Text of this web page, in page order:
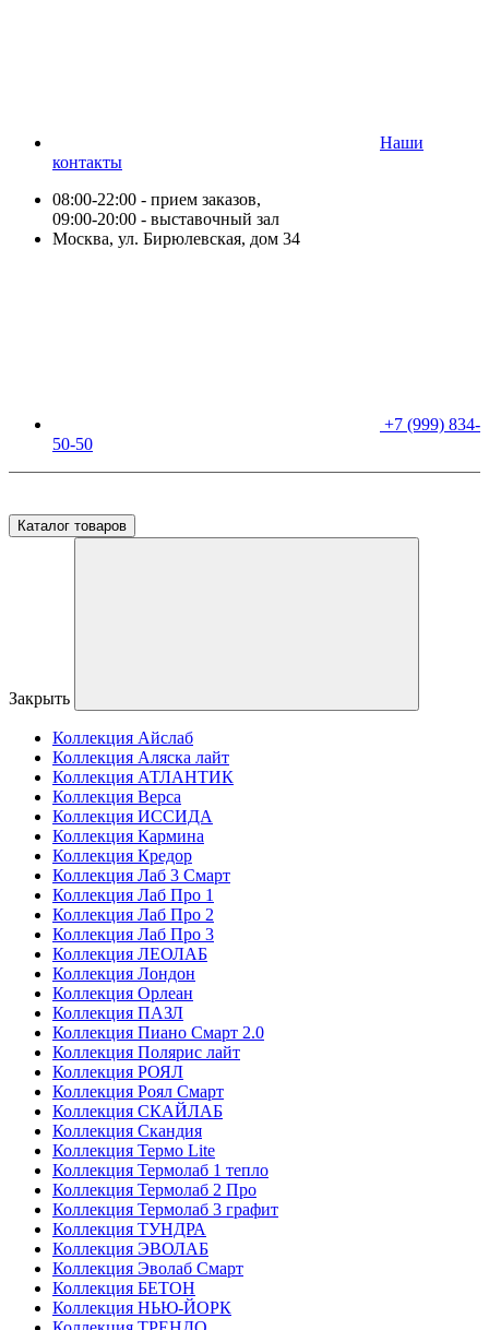
Наши
контакты
08:00-22:00 - прием заказов,
09:00-20:00 - выставочный зал
Москва, ул. Бирюлевская, дом 34
+7 (999) 834-
50-50
Каталог товаров
Закрыть
Коллекция Айслаб
Коллекция Аляска лайт
Коллекция АТЛАНТИК
Коллекция Верса
Коллекция ИССИДА
Коллекция Кармина
Коллекция Кредор
Коллекция Лаб 3 Смарт
Коллекция Лаб Про 1
Коллекция Лаб Про 2
Коллекция Лаб Про 3
Коллекция ЛЕОЛАБ
Коллекция Лондон
Коллекция Орлеан
Коллекция ПАЗЛ
Коллекция Пиано Смарт 2.0
Коллекция Полярис лайт
Коллекция РОЯЛ
Коллекция Роял Смарт
Коллекция СКАЙЛАБ
Коллекция Скандия
Коллекция Термо Lite
Коллекция Термолаб 1 тепло
Коллекция Термолаб 2 Про
Коллекция Термолаб 3 графит
Коллекция ТУНДРА
Коллекция ЭВОЛАБ
Коллекция Эволаб Смарт
Коллекция БЕТОН
Коллекция НЬЮ-ЙОРК